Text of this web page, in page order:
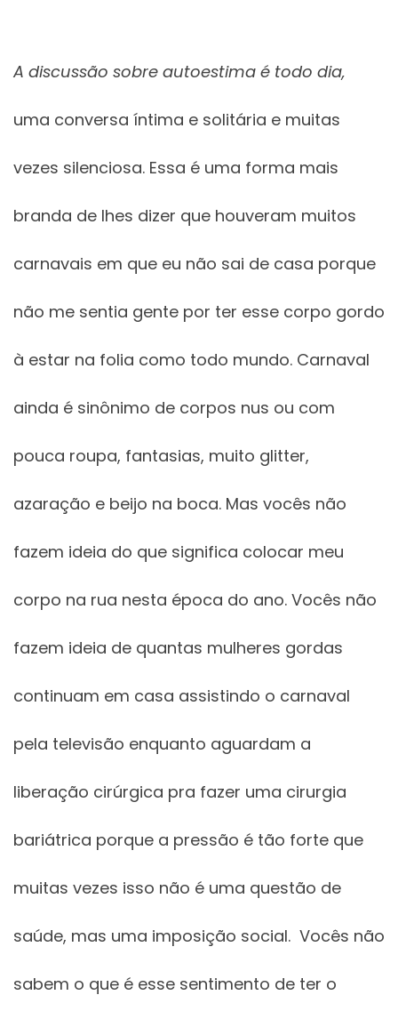
A discussão sobre autoestima é todo dia,
uma conversa íntima e solitária e muitas
vezes silenciosa. Essa é uma forma mais
branda de lhes dizer que houveram muitos
carnavais em que eu não sai de casa porque
não me sentia gente por ter esse corpo gordo
à estar na folia como todo mundo. Carnaval
ainda é sinônimo de corpos nus ou com
pouca roupa, fantasias, muito glitter,
azaração e beijo na boca. Mas vocês não
fazem ideia do que significa colocar meu
corpo na rua nesta época do ano. Vocês não
fazem ideia de quantas mulheres gordas
continuam em casa assistindo o carnaval
pela televisão enquanto aguardam a
liberação cirúrgica pra fazer uma cirurgia
bariátrica porque a pressão é tão forte que
muitas vezes isso não é uma questão de
saúde, mas uma imposição social. Vocês não
sabem o que é esse sentimento de ter o